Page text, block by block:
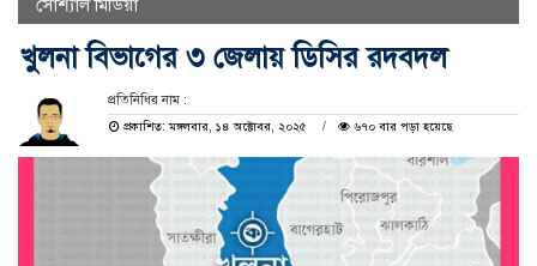
সোশ্যাল মিডিয়া
খুলনা বিভাগের ৩ জেলায় ডিসির রদবদল
প্রতিনিধির নাম :
প্রকাশিত: মঙ্গলবার, ১৪ অক্টোবর, ২০২৫
৬৭০ বার পড়া হয়েছে